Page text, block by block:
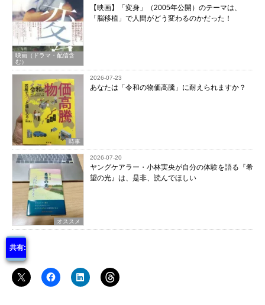
映画（ドラマ・配信含
む）
【映画】「変身」（2005年公開）のテーマは、
「脳移植」で人間がどう変わるのかだった！
時事
2026-07-23
あなたは「令和の物価高騰」に耐えられますか？
オススメ
2026-07-20
ヤングケアラー・小林実央が自分の体験を語る『希
望の光』は、是非、読んでほしい
共有: